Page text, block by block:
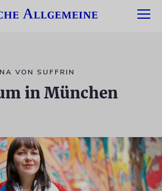
VON SUFFRIN
in München